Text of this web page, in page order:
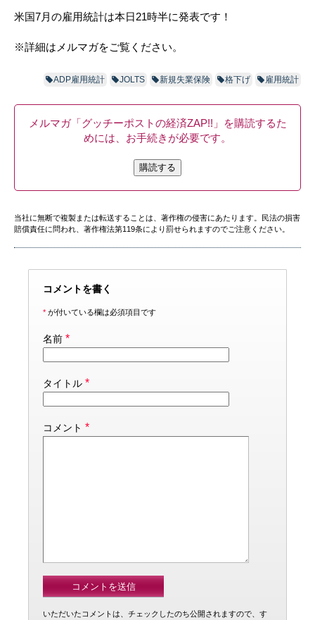
米国7月の雇用統計は本日21時半に発表です！
※詳細はメルマガをご覧ください。
ADP雇用統計 JOLTS 新規失業保険 格下げ 雇用統計
メルマガ「グッチーポストの経済ZAP!!」を購読するた
めには、お手続きが必要です。
購読する
当社に無断で複製または転送することは、著作権の侵害にあたります。民法の損害
賠償責任に問われ、著作権法第119条により罰せられますのでご注意ください。
コメントを書く
* が付いている欄は必須項目です
名前 *
タイトル *
コメント *
いただいたコメントは、チェックしたのち公開されますので、す